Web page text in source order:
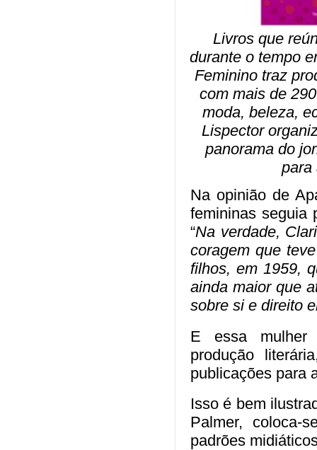
Livros que
durante o tempo
Feminino traz
com mais de
moda, beleza,
Lispector
panorama do
para
Na opinião de
femininas seguia
“Na verdade,
coragem que
filhos, em 1959,
ainda maior que
sobre si e direito
E essa mulher
produção
publicações para
Isso é bem
Palmer, coloca-
padrões